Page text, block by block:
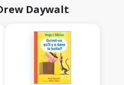
Daywalt